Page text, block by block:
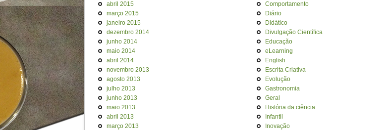
abril 2015
março 2015
janeiro 2015
dezembro 2014
junho 2014
maio 2014
abril 2014
novembro 2013
agosto 2013
julho 2013
junho 2013
maio 2013
abril 2013
março 2013
Comportamento
Diário
Didático
Divulgação Científica
Educação
eLearning
English
Escrita Criativa
Evolução
Gastronomia
Geral
História da ciência
Infantil
Inovação